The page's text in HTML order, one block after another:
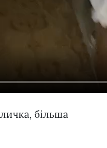
більша